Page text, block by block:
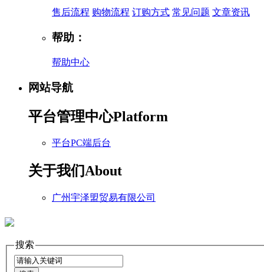
售后流程 购物流程 订购方式 常见问题 文章资讯
帮助：
帮助中心
网站导航
平台管理中心Platform
平台PC端后台
关于我们About
广州宇泽盟贸易有限公司
搜索